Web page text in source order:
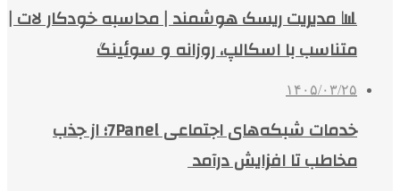
📊 مدیریت ریسک هوشمند | محاسبه خودکار لات |
متناسب با اسکالپ، روزانه و سوئینگ
۱۴۰۵/۰۳/۲۵
خدمات شبکه‌های اجتماعی 7Panel؛ از جذب
مخاطب تا افزایش درآمد